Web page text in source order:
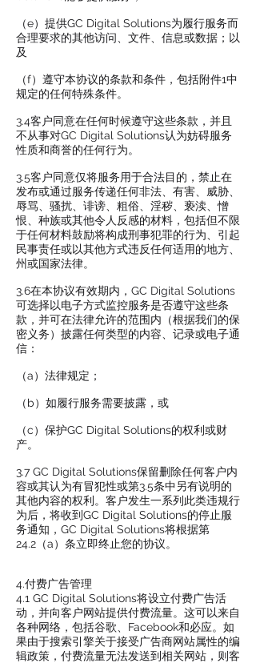
（e）提供GC Digital Solutions为履行服务而
合理要求的其他访问、文件、信息或数据；以
及
（f）遵守本协议的条款和条件，包括附件1中
规定的任何特殊条件。
3.4客户同意在任何时候遵守这些条款，并且
不从事对GC Digital Solutions认为妨碍服务
性质和商誉的任何行为。
3.5客户同意仅将服务用于合法目的，禁止在
发布或通过服务传递任何非法、有害、威胁、
辱骂、骚扰、诽谤、粗俗、淫秽、亵渎、憎
恨、种族或其他令人反感的材料，包括但不限
于任何材料鼓励将构成刑事犯罪的行为、引起
民事责任或以其他方式违反任何适用的地方、
州或国家法律。
3.6在本协议有效期内，GC Digital Solutions
可选择以电子方式监控服务是否遵守这些条
款，并可在法律允许的范围内（根据我们的保
密义务）披露任何类型的内容、记录或电子通
信：
（a）法律规定；
（b）如履行服务需要披露，或
（c）保护GC Digital Solutions的权利或财
产。
3.7 GC Digital Solutions保留删除任何客户内
容或其认为有冒犯性或第3.5条中另有说明的
其他内容的权利。客户发生一系列此类违规行
为后，将收到GC Digital Solutions的停止服
务通知，GC Digital Solutions将根据第
24.2（a）条立即终止您的协议。
4.付费广告管理
4.1 GC Digital Solutions将设立付费广告活
动，并向客户网站提供付费流量。这可以来自
各种网络，包括谷歌、Facebook和必应。如
果由于搜索引擎关于接受广告商网站属性的编
辑政策，付费流量无法发送到相关网站，则客